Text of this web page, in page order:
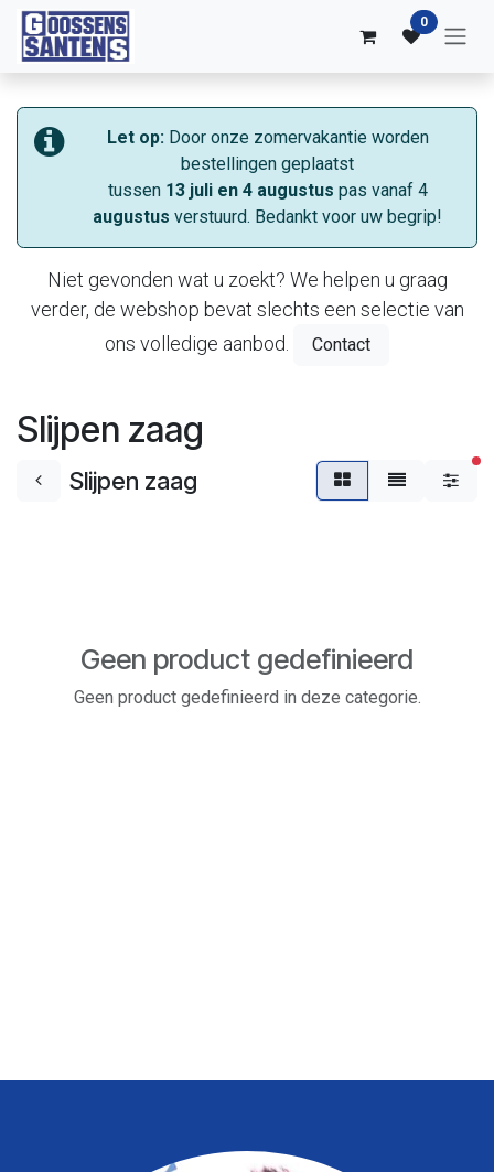
Overslaan naar inhoud
0
Let op: Door onze zomervakantie worden
bestellingen geplaatst
tussen 13 juli en 4 augustus pas vanaf 4
augustus verstuurd. Bedankt voor uw begrip!
Niet gevonden wat u zoekt? We helpen u graag
verder, de webshop bevat slechts een selectie van
ons volledige aanbod.
Contact
Slijpen zaag
Slijpen zaag
Geen product gedefinieerd
Geen product gedefinieerd in deze categorie.